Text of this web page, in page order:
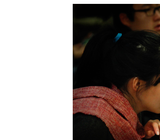
机构和平台，在中
定享受相关权益。
中央美术学院美术
本次活动公平公正
险，参加者应有必
第二条
参加本次活动者必
和社会公德规范，
良好品质。
机构和平台，在中
定享受相关权益。
中央美术学院美术
本次活动公平公正
险，参加者应有必
第二条
参加本次活动者必
和社会公德规范，
良好品质。
机构和平台，在中
定享受相关权益。
中央美术学院美术
本次活动公平公正
险，参加者应有必
第二条
参加本次活动者必
和社会公德规范，
良好品质。